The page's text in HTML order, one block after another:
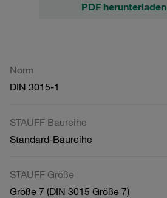
PDF herunterladen
Norm
DIN 3015-1
STAUFF Baureihe
Standard-Baureihe
STAUFF Größe
Größe 7 (DIN 3015 Größe 7)